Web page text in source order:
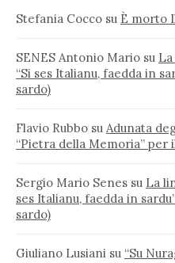
Stefania Cocco su È morto
SENES Antonio Mario su
“Si ses Italianu, faedda in
sardo)
Flavio Rubbo su Adunata
“Pietra della Memoria” per
Sergio Mario Senes su La
ses Italianu, faedda in
sardo)
Giuliano Lusiani su “Su